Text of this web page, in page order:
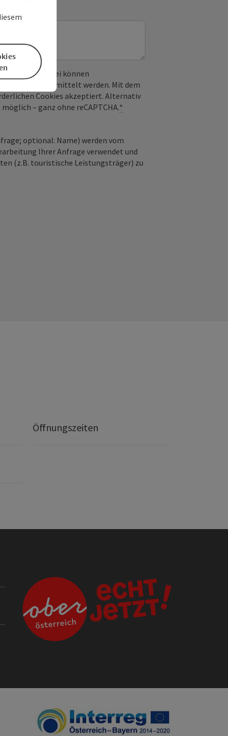
Dabei können
an Google übermittelt werden. Mit dem
Cookies akzeptiert. Alternativ
– ganz ohne reCAPTCHA.*
optional: Name) werden vom
Ihrer Anfrage verwendet und
(z.B. touristische Leistungsträger) zu
Öffnungszeiten